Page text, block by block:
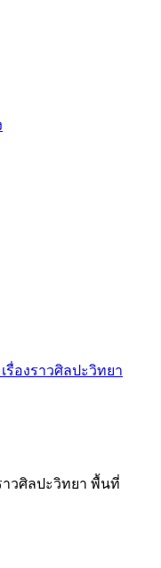
รื่องราวศิลปะวิทยา
าวศิลปะวิทยา พื้นที่